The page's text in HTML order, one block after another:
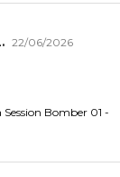
22/06/2026
Bomber 01 -